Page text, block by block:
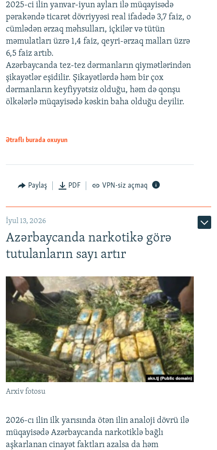
2025-ci ilin yanvar-iyun ayları ilə müqayisədə
pərakəndə ticarət dövriyyəsi real ifadədə 3,7 faiz, o
cümlədən ərzaq məhsulları, içkilər və tütün
məmulatları üzrə 1,4 faiz, qeyri-ərzaq malları üzrə
6,5 faiz artıb.
Azərbaycanda tez-tez dərmanların qiymətlərindən
şikayətlər eşidilir. Şikayətlərdə həm bir çox
dərmanların keyfiyyətsiz olduğu, həm də qonşu
ölkələrlə müqayisədə kəskin baha olduğu deyilir.
Ətraflı burada oxuyun
Paylaş PDF VPN-siz açmaq
İyul 13, 2026
Azərbaycanda narkotikə görə
tutulanların sayı artır
Arxiv fotosu
2026-cı ilin ilk yarısında ötən ilin analoji dövrü ilə
müqayisədə Azərbaycanda narkotiklə bağlı
aşkarlanan cinayət faktları azalsa da həm